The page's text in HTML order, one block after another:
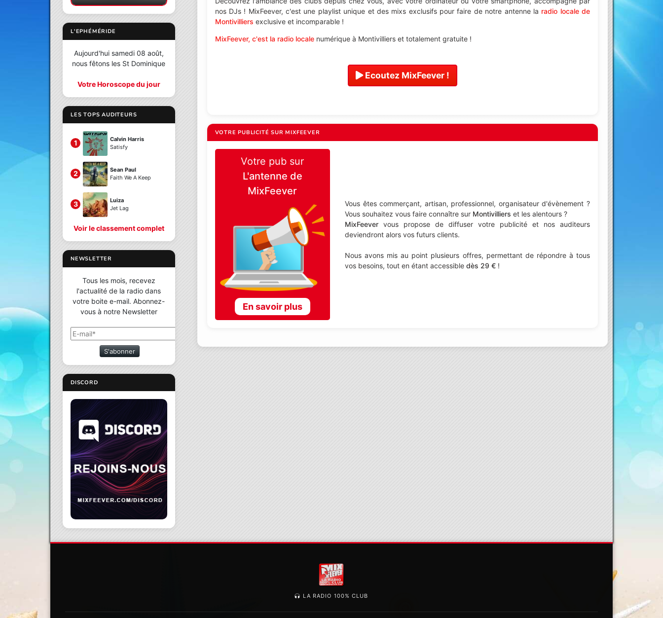
L'EPHÉMÉRIDE
Aujourd'hui samedi 08 août,
nous fêtons les St Dominique
Votre Horoscope du jour
LES TOPS AUDITEURS
1
Calvin Harris
Satisfy
2
Sean Paul
Faith We A Keep
3
Luiza
Jet Lag
Voir le classement complet
NEWSLETTER
Tous les mois, recevez
l'actualité de la radio dans
votre boite e-mail. Abonnez-
vous à notre Newsletter
S'abonner
DISCORD
nos DJs ! MixFeever, c'est une playlist unique et des mixs exclusifs pour faire de notre antenne la radio locale de
Montivilliers exclusive et incomparable !
MixFeever, c'est la radio localenumérique à Montivilliers et totalement gratuite !
Ecoutez MixFeever !
VOTRE PUBLICITÉ SUR MIXFEEVER
Votre pub sur
L'antenne de
MixFeever
En savoir plus
Vous êtes commerçant, artisan, professionnel, organisateur d'évènement ?
Vous souhaitez vous faire connaître sur Montivilliers et les alentours ?
MixFeever vous propose de diffuser votre publicité et nos auditeurs
deviendront alors vos futurs clients.
Nous avons mis au point plusieurs offres, permettant de répondre à tous
vos besoins, tout en étant accessibledès 29 € !
LA RADIO 100% CLUB